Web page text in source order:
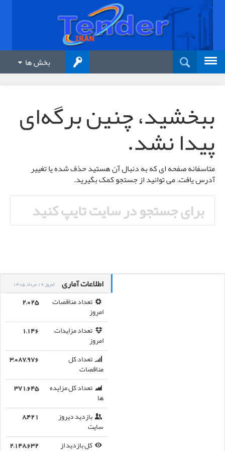
بخش ها
ببخشید، چنین برگه‌ای
پیدا نشد.
متاسفانه صفحه ای که به دنبال آن هستید حذف شده یا تغییر
آدرس یافت. می توانید از جستجو کمک بگیرید.
اطلاعات آماری امروز 19 مرداد 1405
تعداد مناقصات
امروز
2,025
تعداد مزایدات
امروز
1,146
تعداد کل
مناقصات
3,087,976
تعداد کل مزایده
ها
371,645
بازدید دیروز
سایت
8,421
کل بازدید از
2,148,632